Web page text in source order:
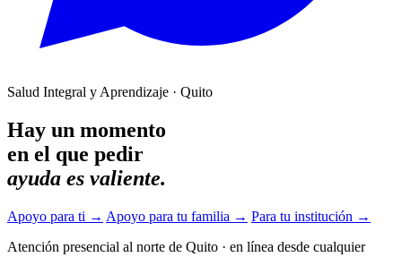
Salud Integral y Aprendizaje · Quito
Hay un momento
en el que pedir
ayuda es valiente.
Apoyo para ti → Apoyo para tu familia → Para tu institución →
Atención presencial al norte de Quito · en línea desde cualquier